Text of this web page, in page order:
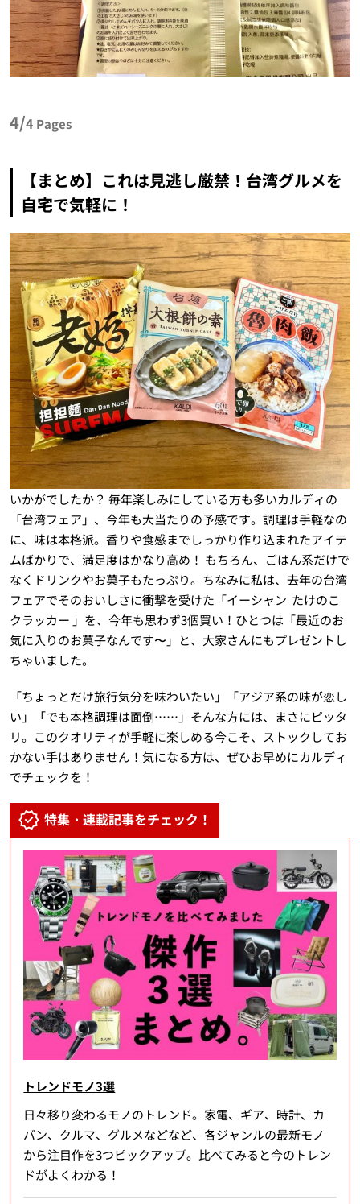
4/4 Pages
【まとめ】これは見逃し厳禁！台湾グルメを
自宅で気軽に！
いかがでしたか？ 毎年楽しみにしている方も多いカルディの
「台湾フェア」、今年も大当たりの予感です。調理は手軽なの
に、味は本格派。香りや食感までしっかり作り込まれたアイテ
ムばかりで、満足度はかなり高め！ もちろん、ごはん系だけで
なくドリンクやお菓子もたっぷり。ちなみに私は、去年の台湾
フェアでそのおいしさに衝撃を受けた「イーシャン たけのこ
クラッカー 」を、今年も思わず3個買い！ひとつは「最近のお
気に入りのお菓子なんです〜」と、大家さんにもプレゼントし
ちゃいました。
「ちょっとだけ旅行気分を味わいたい」「アジア系の味が恋し
い」「でも本格調理は面倒……」そんな方には、まさにピッタ
リ。このクオリティが手軽に楽しめる今こそ、ストックしてお
かない手はありません！気になる方は、ぜひお早めにカルディ
でチェックを！
特集・連載記事をチェック！
トレンドモノ3選
日々移り変わるモノのトレンド。家電、ギア、時計、カ
バン、クルマ、グルメなどなど、各ジャンルの最新モノ
から注目作を3つピックアップ。比べてみると今のトレン
ドがよくわかる！